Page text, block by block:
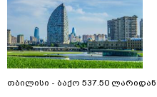
თბილისი - ბაქო 537.50 ლარიდან